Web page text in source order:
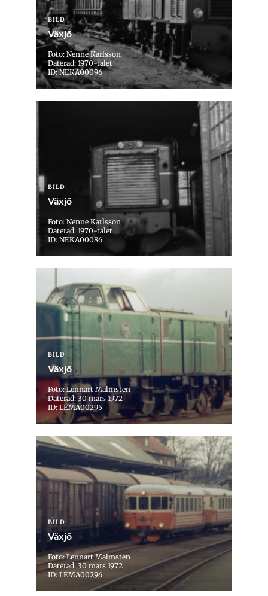
BILD
Växjö
Foto: Nenne Karlsson
Daterad: 1970-talet
ID: NEKA00096
BILD
Växjö
Foto: Nenne Karlsson
Daterad: 1970-talet
ID: NEKA00086
BILD
Växjö
Foto: Lennart Malmsten
Daterad: 30 mars 1972
ID: LEMA00295
BILD
Växjö
Foto: Lennart Malmsten
Daterad: 30 mars 1972
ID: LEMA00296